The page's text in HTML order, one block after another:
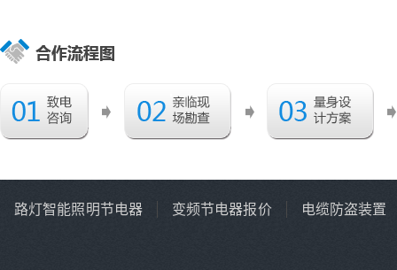
路灯智能照明节电器 变频节电器报价 电缆防盗装置